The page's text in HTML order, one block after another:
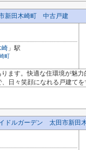
新田木崎町 中古戸建
崎 」駅
町
ます。快適な住環境が魅
、日々笑顔になれる戸建て
ドルガーデン 太田市新田